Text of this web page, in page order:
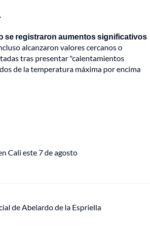
se registraron aumentos significativos
alcanzaron valores cercanos o
tras presentar "calentamientos
de la temperatura máxima por encima
Cali este 7 de agosto
de Abelardo de la Espriella